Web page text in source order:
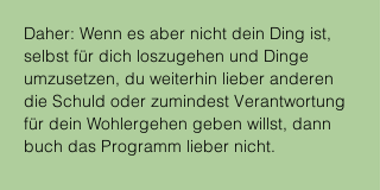
Daher: Wenn es aber nicht dein Ding ist,
selbst für dich loszugehen und Dinge
umzusetzen, du weiterhin lieber anderen
die Schuld oder zumindest Verantwortung
für dein Wohlergehen geben willst, dann
buch das Programm lieber nicht.